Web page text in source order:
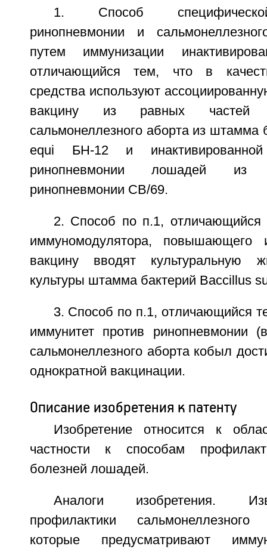
1. Способ
ринопневмонии и
путем иммунизации
отличающийся тем, что в
средства используют
вакцину из равных частей
сальмонеллезного аборта из штамма
equi БН-12 и
ринопневмонии лошадей
ринопневмонии СВ/69.
2. Способ по п.1, отличающийся
иммуномодулятора, повышающего
вакцину вводят культуральную
культуры штамма бактерий Baccillus
3. Способ по п.1, отличающийся
иммунитет против ринопневмонии
сальмонеллезного аборта кобыл
однократной вакцинации.
Описание изобретения к патенту
Изобретение относится к
частности к способам
болезней лошадей.
Аналоги изобретения.
профилактики
которые предусматривают